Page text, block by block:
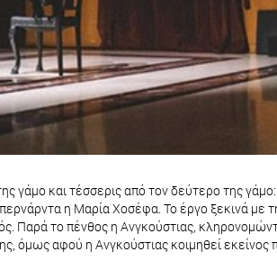
γάμο και τέσσερις από τον δεύτερο της
η Μαρία Χοσέφα. Το έργο ξεκινά με
Παρά το πένθος η Ανγκούστιας,
αφού η Ανγκούστιας κοιμηθεί εκείνος